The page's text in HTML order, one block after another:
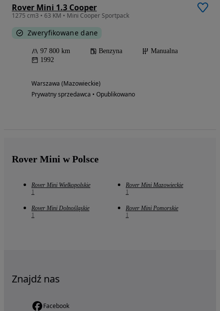
Rover Mini 1.3 Cooper
1275 cm3 • 63 KM • Mini Cooper Sportpack
Zweryfikowane dane
97 800 km Benzyna
Manualna
1992
Warszawa (Mazowieckie)
Prywatny sprzedawca • Opublikowano
Rover Mini w Polsce
Rover Mini Wielkopolskie
1
Rover Mini Mazowieckie
1
Rover Mini Dolnośląskie
1
Rover Mini Pomorskie
1
Znajdź nas
Facebook